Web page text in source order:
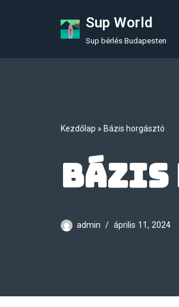
Sup World
Sup bérlés Budapesten
Kezdőlap » Bázis horgásztó
admin április 11, 2024